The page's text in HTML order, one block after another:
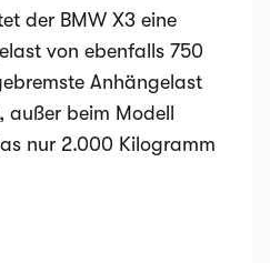
der BMW X3 eine
von ebenfalls 750
Anhängelast
beim Modell
nur 2.000 Kilogramm